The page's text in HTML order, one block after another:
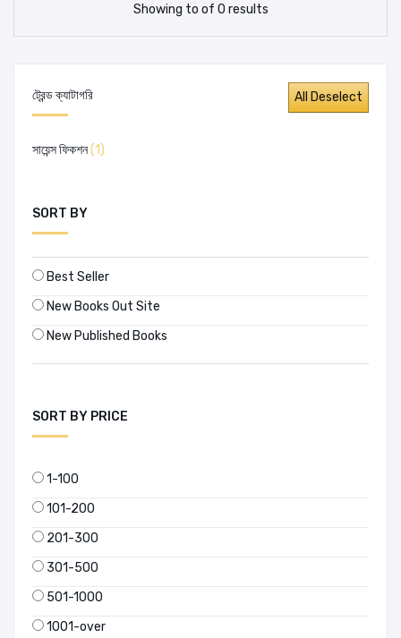
ট্রেন্ড ক্যাটাগরি
সায়েন্স ফিকশন(1)
SORT BY
Best Seller
New Books Out Site
New Published Books
SORT BY PRICE
1-100
101-200
201-300
301-500
501-1000
1001-over
Showing to of 0 results